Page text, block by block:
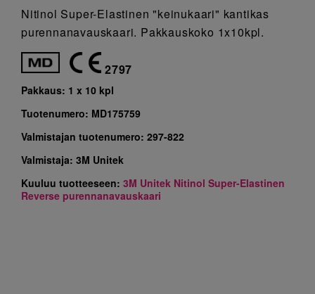
Nitinol Super-Elastinen "keinukaari" kantikas
purennanavauskaari. Pakkauskoko 1x10kpl.
2797
Pakkaus: 1 x 10 kpl
Tuotenumero: MD175759
Valmistajan tuotenumero: 297-822
Valmistaja: 3M Unitek
Kuuluu tuotteeseen: 3M Unitek Nitinol Super-Elastinen
Reverse purennanavauskaari